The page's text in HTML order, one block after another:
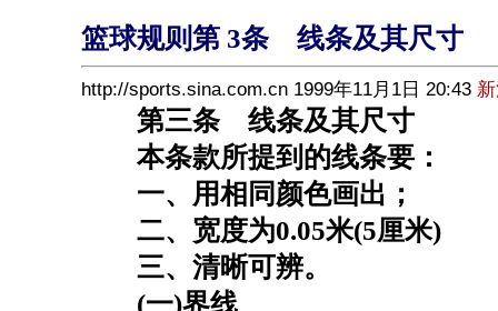
篮球规则第 3条 线条及其尺寸
http://sports.sina.com.cn 1999年11月1日 20:43
第三条 线条及其尺寸
本条款所提到的线条要：
一、用相同颜色画出；
二、宽度为0.05米(5厘米)
三、清晰可辨。
(一)界线